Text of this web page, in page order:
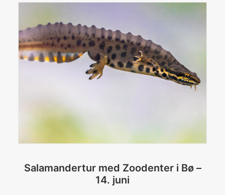
Salamandertur med Zoodenter i Bø –
14. juni